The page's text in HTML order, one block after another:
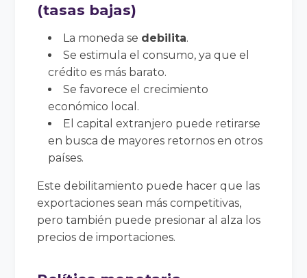
(tasas bajas)
La moneda se debilita.
Se estimula el consumo, ya que el
crédito es más barato.
Se favorece el crecimiento
económico local.
El capital extranjero puede retirarse
en busca de mayores retornos en otros
países.
Este debilitamiento puede hacer que las
exportaciones sean más competitivas,
pero también puede presionar al alza los
precios de importaciones.